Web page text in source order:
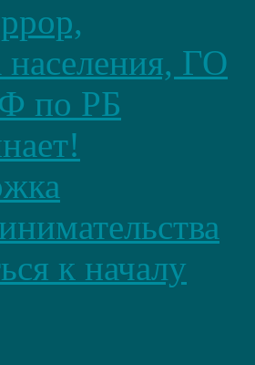
населения, ГО
по РБ
к началу